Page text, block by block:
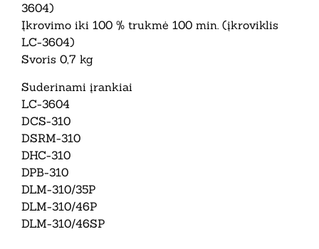
3604)
Įkrovimo iki 100 % trukmė 100 min. (įkroviklis
LC-3604)
Svoris 0,7 kg
Suderinami įrankiai
LC-3604
DCS-310
DSRM-310
DHC-310
DPB-310
DLM-310/35P
DLM-310/46P
DLM-310/46SP